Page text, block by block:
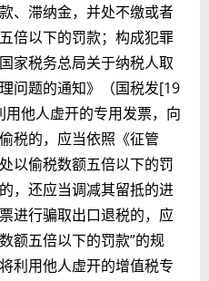
、滞纳金，并处不缴或者
倍以下的罚款；构成犯罪
家税务总局关于纳税人取
问题的通知》（国税发[19
他人虚开的专用发票，向
税的，应当依照《征管
以偷税数额五倍以下的罚
，还应当调减其留抵的进
进行骗取出口退税的，应
额五倍以下的罚款”的规
利用他人虚开的增值税专